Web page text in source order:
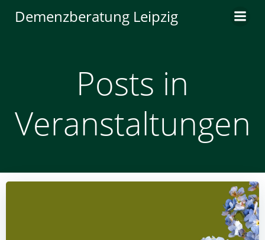
Inhalt
Demenzberatung Leipzig
Posts in
Veranstaltungen